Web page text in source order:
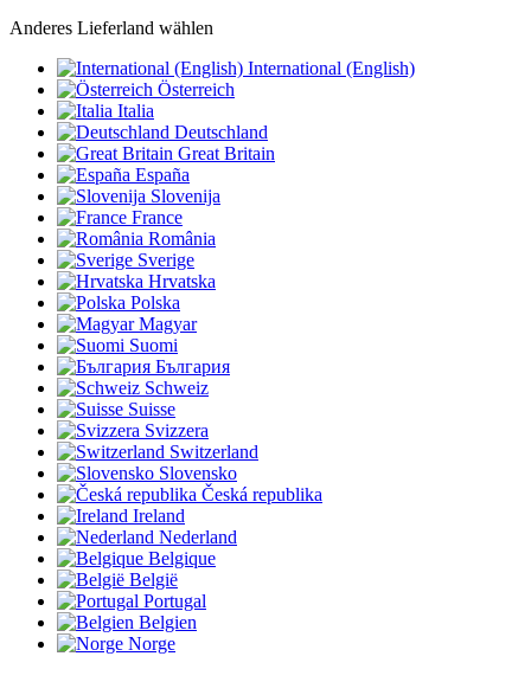
Anderes Lieferland wählen
International (English)
Österreich
Italia
Deutschland
Great Britain
España
Slovenija
France
România
Sverige
Hrvatska
Polska
Magyar
Suomi
България
Schweiz
Suisse
Svizzera
Switzerland
Slovensko
Česká republika
Ireland
Nederland
Belgique
België
Portugal
Belgien
Norge